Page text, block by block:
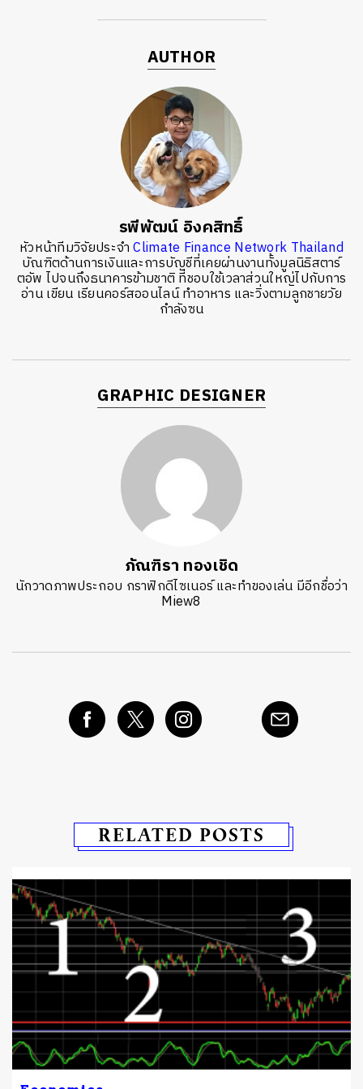
AUTHOR
รพีพัฒน์ อิงคสิทธิ์
หัวหน้าทีมวิจัยประจำClimate Finance Network Thailand
บัณฑิตด้านการเงินและการบัญชีที่เคยผ่านงานทั้งมูลนิธิสตาร์
ตอัพ ไปจนถึงธนาคารข้ามชาติ ที่ชอบใช้เวลาส่วนใหญ่ไปกับการ
อ่าน เขียน เรียนคอร์สออนไลน์ ทำอาหาร และวิ่งตามลูกชายวัย
กำลังซน
GRAPHIC DESIGNER
ภัณฑิรา ทองเชิด
นักวาดภาพประกอบ กราฟิกดีไซเนอร์ และทำของเล่น มีอีกชื่อว่า
Miew8
RELATED POSTS